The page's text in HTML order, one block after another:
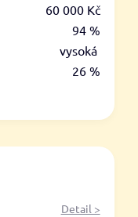
60 000 Kč
94 %
vysoká
26 %
Detail >